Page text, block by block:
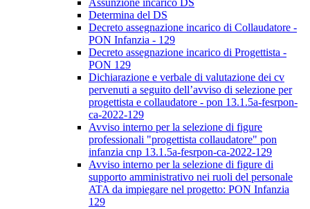
Assunzione incarico DS
Determina del DS
Decreto assegnazione incarico di Collaudatore -
PON Infanzia - 129
Decreto assegnazione incarico di Progettista -
PON 129
Dichiarazione e verbale di valutazione dei cv
pervenuti a seguito dell’avviso di selezione per
progettista e collaudatore - pon 13.1.5a-fesrpon-
ca-2022-129
Avviso interno per la selezione di figure
professionali "progettista collaudatore" pon
infanzia cnp 13.1.5a-fesrpon-ca-2022-129
Avviso interno per la selezione di figure di
supporto amministrativo nei ruoli del personale
ATA da impiegare nel progetto: PON Infanzia
129